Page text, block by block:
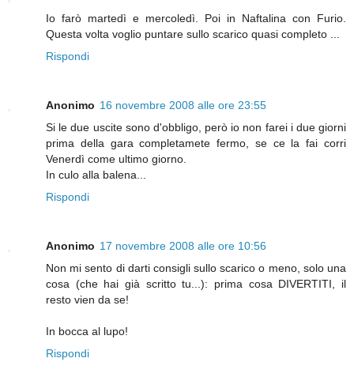
Io farò martedì e mercoledì. Poi in Naftalina con Furio.
Questa volta voglio puntare sullo scarico quasi completo ...
Rispondi
Anonimo 16 novembre 2008 alle ore 23:55
Si le due uscite sono d'obbligo, però io non farei i due giorni
prima della gara completamete fermo, se ce la fai corri
Venerdì come ultimo giorno.
In culo alla balena...
Rispondi
Anonimo 17 novembre 2008 alle ore 10:56
Non mi sento di darti consigli sullo scarico o meno, solo una
cosa (che hai già scritto tu...): prima cosa DIVERTITI, il
resto vien da se!
In bocca al lupo!
Rispondi